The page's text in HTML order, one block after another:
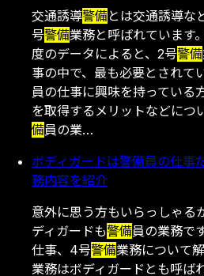
交通誘導警備とは交通誘導な
号警備業務と呼ばれています
度のデータによると、2号警備
事の中で、最も必要とされて
員の仕事に興味を持っている
を取得するメリットなどにつ
備員の業…
ボディガードは警備員の仕事
務内容を紹介
意外に思う方もいらっしゃる
ディガードも警備員の業務で
仕事、4号警備業務について
業務はボディガードとも呼ば